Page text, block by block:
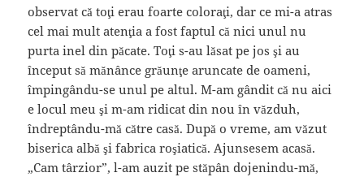
observat că toţi erau foarte coloraţi, dar ce mi-a atras
cel mai mult atenţia a fost faptul că nici unul nu
purta inel din păcate. Toţi s-au lăsat pe jos şi au
început să mănânce grăunţe aruncate de oameni,
împingându-se unul pe altul. M-am gândit că nu aici
e locul meu şi m-am ridicat din nou în văzduh,
îndreptându-mă către casă. După o vreme, am văzut
biserica albă şi fabrica roşiatică. Ajunsesem acasă.
„Cam târzior”, l-am auzit pe stăpân dojenindu-mă,